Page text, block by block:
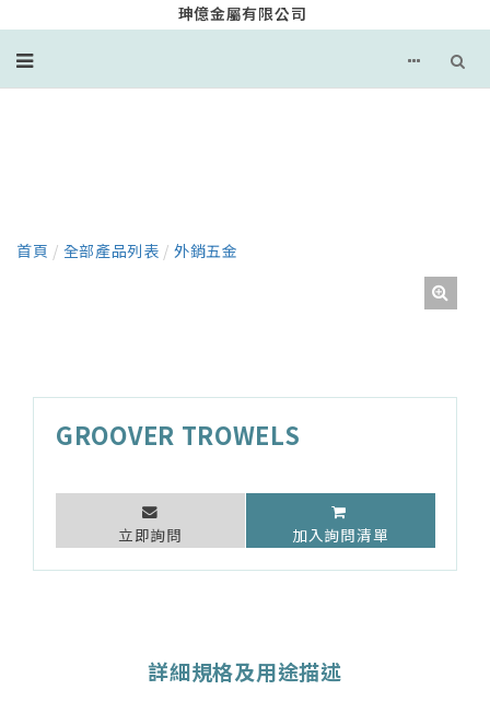
珅億金屬有限公司
首頁 / 全部產品列表 / 外銷五金
GROOVER TROWELS
立即詢問 加入詢問清單
詳細規格及用途描述